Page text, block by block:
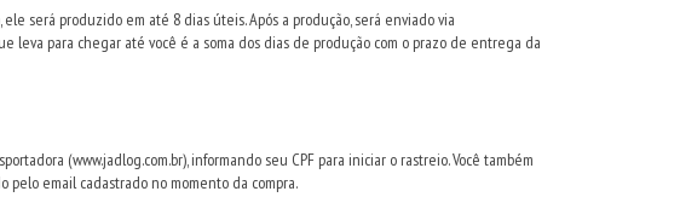
será produzido em até 8 dias úteis. Após a produção, será enviado via
leva para chegar até você é a soma dos dias de produção com o prazo de entrega da
(www.jadlog.com.br), informando seu CPF para iniciar o rastreio. Você também
pelo email cadastrado no momento da compra.